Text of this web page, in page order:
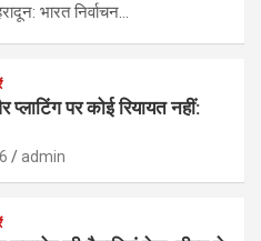
भारत निर्वाचन…
प्लाटिंग पर कोई रियायत नहीं:
admin